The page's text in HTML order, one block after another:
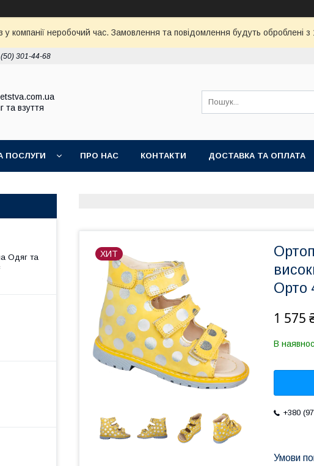
у компанії неробочий час. Замовлення та повідомлення будуть оброблені
301-44-68
та взуття
ПОСЛУГИ ПРО НАС КОНТАКТИ ДОСТАВКА ТА ОПЛАТА
ХИТ
Орто
1 575
В
+380
Одяг та